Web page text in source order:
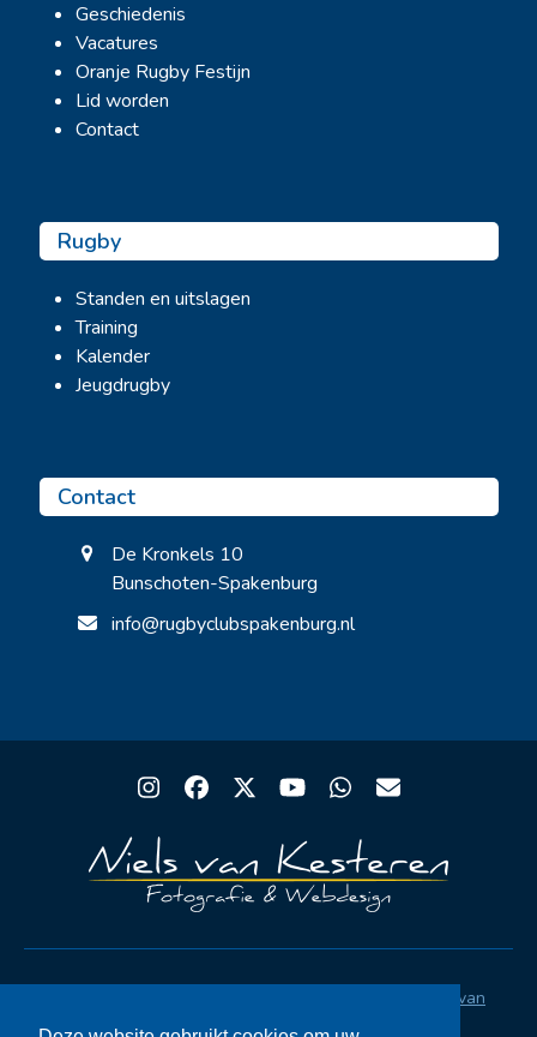
Geschiedenis
Vacatures
Oranje Rugby Festijn
Lid worden
Contact
Rugby
Standen en uitslagen
Training
Kalender
Jeugdrugby
Contact
De Kronkels 10
Bunschoten-Spakenburg
info@rugbyclubspakenburg.nl
Instagram
Facebook
TwitterYouTubeWhatsapp
Email
Niels van
Kesteren
Privacystatement AVG